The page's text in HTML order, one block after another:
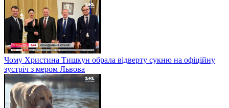
Чому Христина Тишкун обрала відверту сукню на офіційну
зустріч з мером Львова